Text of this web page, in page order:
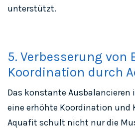
unterstützt.
5. Verbesserung von
Koordination durch
Das konstante Ausbalancieren
eine erhöhte Koordination und
Aquafit schult nicht nur die